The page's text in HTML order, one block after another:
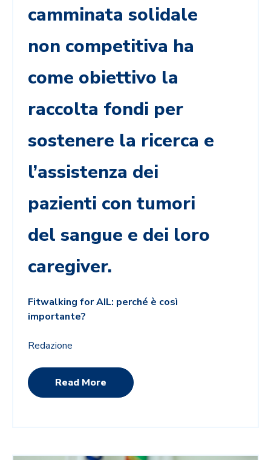
camminata solidale
non competitiva ha
come obiettivo la
raccolta fondi per
sostenere la ricerca e
l’assistenza dei
pazienti con tumori
del sangue e dei loro
caregiver.
Fitwalking for AIL: perché è così
importante?
Redazione
Read More